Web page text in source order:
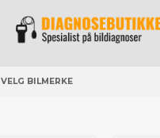
VELG BILMERKE